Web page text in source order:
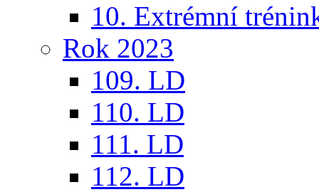
10. Extrémní
Rok 2023
109. LD
110. LD
111. LD
112. LD